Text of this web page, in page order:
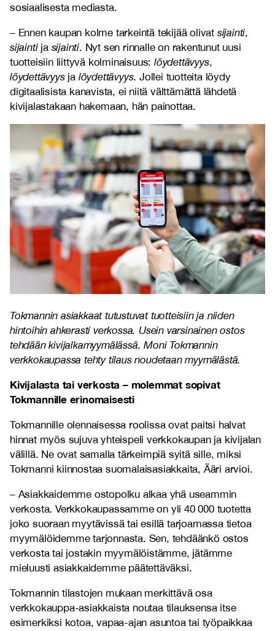
sosiaalisesta mediasta.
– Ennen kaupan kolme tarkeintä tekijää olivatsijainti,
sijaintijasijainti. Nyt sen rinnalle on rakentunut uusi
tuotteisiin liittyvä kolminaisuus:löydettävyys,
löydettävyysja löydettävyys. Jollei tuotteita löydy
digitaalisista kanavista, ei niitä välttämättä lähdetä
kivijalastakaan hakemaan, hän painottaa.
Tokmannin asiakkaat tutustuvat tuotteisiin ja niiden
hintoihin ahkerasti verkossa. Usein varsinainen ostos
tehdään kivijalkamyymälässä. Moni Tokmannin
verkkokaupassa tehty tilaus noudetaan myymälästä.
Kivijalasta tai verkosta – molemmat sopivat
Tokmannille erinomaisesti
Tokmannille olennaisessa roolissa ovat paitsi halvat
hinnat myös sujuva yhteispeli verkkokaupan ja kivijalan
välillä. Ne ovat samalla tärkeimpiä syitä sille, miksi
Tokmanni kiinnostaa suomalaisasiakkaita, Ääri arvioi.
– Asiakkaidemme ostopolku alkaa yhä useammin
verkosta. Verkkokaupassamme on yli 40 000 tuotetta
joko suoraan myytävissä tai esillä tarjoamassa tietoa
myymälöidemme tarjonnasta. Sen, tehdäänkö ostos
verkosta tai jostakin myymälöistämme, jätämme
mieluusti asiakkaidemme päätettäväksi.
Tokmannin tilastojen mukaan merkittävä osa
verkkokauppa-asiakkaista noutaa tilauksensa itse
esimerkiksi kotoa, vapaa-ajan asuntoa tai työpaikkaa